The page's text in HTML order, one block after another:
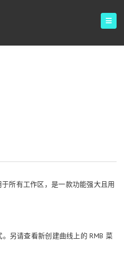
所有工作区，是一款功能强大且用
另请查看新创建曲线上的 RMB 菜